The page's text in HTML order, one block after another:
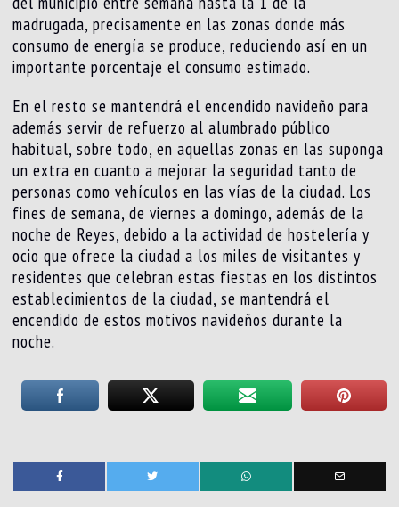
madrugada, precisamente en las zonas donde más
consumo de energía se produce, reduciendo así en un
importante porcentaje el consumo estimado.
En el resto se mantendrá el encendido navideño para
además servir de refuerzo al alumbrado público
habitual, sobre todo, en aquellas zonas en las suponga
un extra en cuanto a mejorar la seguridad tanto de
personas como vehículos en las vías de la ciudad. Los
fines de semana, de viernes a domingo, además de la
noche de Reyes, debido a la actividad de hostelería y
ocio que ofrece la ciudad a los miles de visitantes y
residentes que celebran estas fiestas en los distintos
establecimientos de la ciudad, se mantendrá el
encendido de estos motivos navideños durante la
noche.